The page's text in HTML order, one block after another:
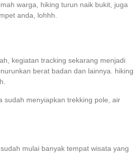
warga, hiking turun naik bukit, juga
anda, lohhh.
kegiatan tracking sekarang menjadi
berat badan dan lainnya. hiking
sudah menyiapkan trekking pole, air
mulai banyak tempat wisata yang